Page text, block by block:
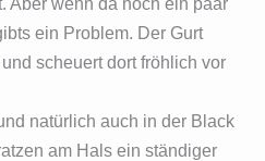
ein Problem. Der Gurt
scheuert dort fröhlich vor
natürlich auch in der Black
am Hals ein ständiger